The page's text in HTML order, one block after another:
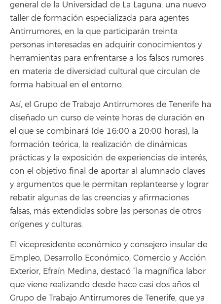
general de la Universidad de La Laguna, una nuevo
taller de formación especializada para agentes
Antirrumores, en la que participarán treinta
personas interesadas en adquirir conocimientos y
herramientas para enfrentarse a los falsos rumores
en materia de diversidad cultural que circulan de
forma habitual en el entorno.
Así, el Grupo de Trabajo Antirrumores de Tenerife ha
diseñado un curso de veinte horas de duración en
el que se combinará (de 16:00 a 20:00 horas), la
formación teórica, la realización de dinámicas
prácticas y la exposición de experiencias de interés,
con el objetivo final de aportar al alumnado claves
y argumentos que le permitan replantearse y lograr
rebatir algunas de las creencias y afirmaciones
falsas, más extendidas sobre las personas de otros
orígenes y culturas.
El vicepresidente económico y consejero insular de
Empleo, Desarrollo Económico, Comercio y Acción
Exterior, Efraín Medina, destacó “la magnífica labor
que viene realizando desde hace casi dos años el
Grupo de Trabajo Antirrumores de Tenerife, que ya